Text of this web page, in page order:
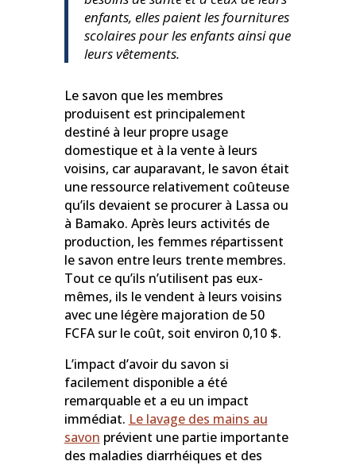
enfants, elles paient les fournitures
scolaires pour les enfants ainsi que
leurs vêtements.
Le savon que les membres
produisent est principalement
destiné à leur propre usage
domestique et à la vente à leurs
voisins, car auparavant, le savon était
une ressource relativement coûteuse
qu’ils devaient se procurer à Lassa ou
à Bamako. Après leurs activités de
production, les femmes répartissent
le savon entre leurs trente membres.
Tout ce qu’ils n’utilisent pas eux-
mêmes, ils le vendent à leurs voisins
avec une légère majoration de 50
FCFA sur le coût, soit environ 0,10 $.
L’impact d’avoir du savon si
facilement disponible a été
remarquable et a eu un impact
immédiat. Le lavage des mains au
savon prévient une partie importante
des maladies diarrhéiques et des